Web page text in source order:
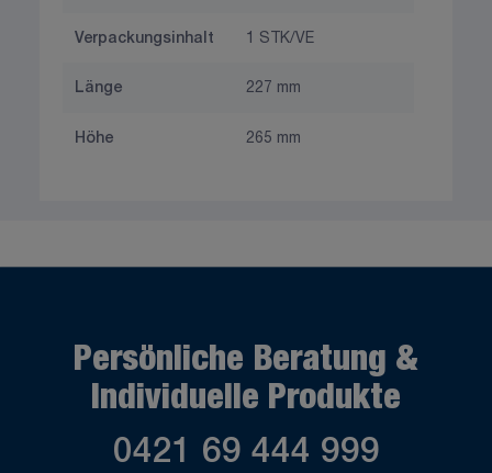
Verpackungsinhalt 1 STK/VE
Länge 227 mm
Höhe 265 mm
Persönliche Beratung &
Individuelle Produkte
0421 69 444 999